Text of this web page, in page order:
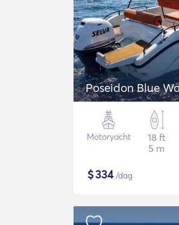
Poseidon Blue
Motoryacht
18 ft
5 m
$334/dag